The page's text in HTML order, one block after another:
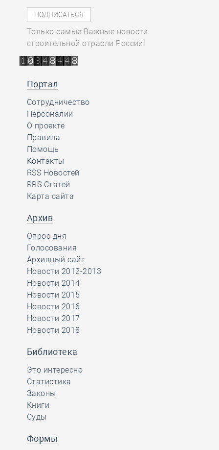
Только самые Важные новости
строительной отрасли России!
Портал
Сотрудничество
Персоналии
О проекте
Правила
Помощь
Контакты
RSS Новостей
RRS Статей
Карта сайта
Архив
Опрос дня
Голосования
Архивный сайт
Новости 2012-2013
Новости 2014
Новости 2015
Новости 2016
Новости 2017
Новости 2018
Библиотека
Это интересно
Статистика
Законы
Книги
Суды
Формы